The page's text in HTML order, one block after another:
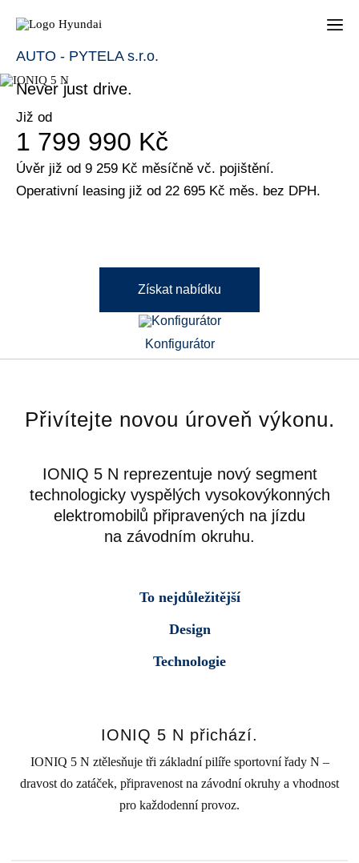
AUTO - PYTELA s.r.o.
IONIQ 5 N
Never just drive.
Již od
1 799 990 Kč
Úvěr již od 9 259 Kč měsíčně vč. pojištění.
Operativní leasing již od 22 695 Kč měs. bez DPH.
Konfigurátor
Získat nabídku
Přivítejte novou úroveň výkonu.
IONIQ 5 N reprezentuje nový segment
technologicky vyspělých vysokovýkonných
elektromobilů připravených na jízdu
na závodním okruhu.
To nejdůležitější
Design
Technologie
IONIQ 5 N přichází.
IONIQ 5 N ztělesňuje tři základní pilíře sportovní řady N –
dravost do zatáček, připravenost na závodní okruhy a vhodnost
pro každodenní provoz.